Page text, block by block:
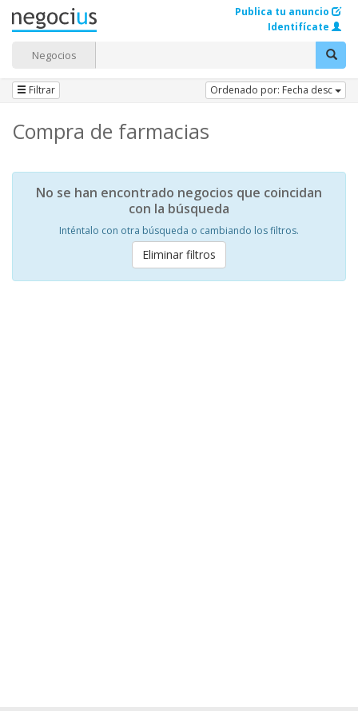
Negocios
Publica tu anuncio
Identifícate
Filtrar Ordenado por: Fecha desc
Compra de farmacias
No se han encontrado negocios que coincidan
con la búsqueda
Inténtalo con otra búsqueda o cambiando los filtros.
Eliminar filtros